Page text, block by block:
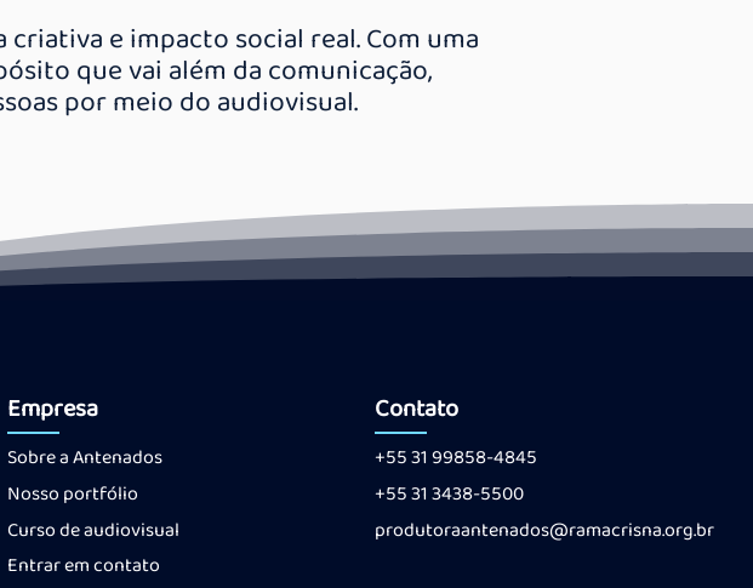
e impacto social real. Com uma
que vai além da comunicação,
por meio do audiovisual.
Empresa
Sobre a Antenados
Nosso portfólio
Curso de audiovisual
Contato
+55 31 99858-4845
+55 31 3438-5500
produtoraantenados@ramacrisna.org.br
Entrar em contato